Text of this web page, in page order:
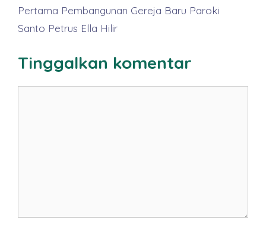
Pertama Pembangunan Gereja Baru Paroki
Santo Petrus Ella Hilir
Tinggalkan komentar